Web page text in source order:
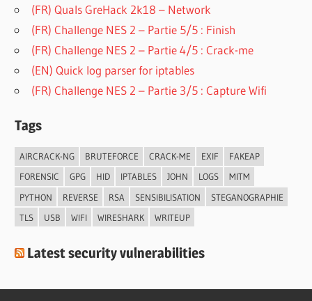
(FR) Quals GreHack 2k18 – Network
(FR) Challenge NES 2 – Partie 5/5 : Finish
(FR) Challenge NES 2 – Partie 4/5 : Crack-me
(EN) Quick log parser for iptables
(FR) Challenge NES 2 – Partie 3/5 : Capture Wifi
Tags
AIRCRACK-NG BRUTEFORCE CRACK-ME EXIF
FAKEAP
FORENSIC
GPG HID IPTABLES JOHN LOGS
MITM
PYTHON
REVERSE RSA SENSIBILISATION
STEGANOGRAPHIE
TLS
USB WIFI WIRESHARK WRITEUP
Latest security vulnerabilities